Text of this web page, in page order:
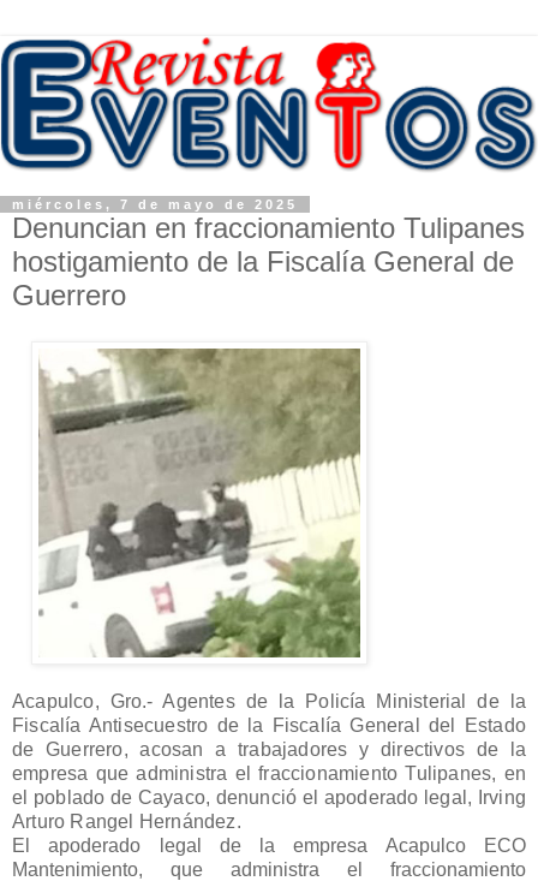
miércoles, 7 de mayo de 2025
Denuncian en fraccionamiento Tulipanes
hostigamiento de la Fiscalía General de
Guerrero
Acapulco, Gro.- Agentes de la Policía Ministerial de la
Fiscalía Antisecuestro de la Fiscalía General del Estado
de Guerrero, acosan a trabajadores y directivos de la
empresa que administra el fraccionamiento Tulipanes, en
el poblado de Cayaco, denunció el apoderado legal, Irving
Arturo Rangel Hernández.
El apoderado legal de la empresa Acapulco ECO
Mantenimiento, que administra el fraccionamiento